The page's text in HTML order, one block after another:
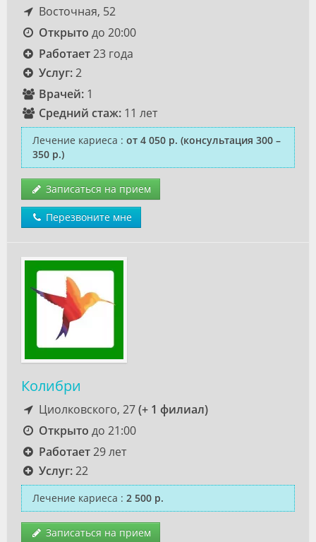
Восточная, 52
Открыто до 20:00
Работает23 года
Услуг:2
Врачей:1
Средний стаж:11 лет
Лечение кариеса : от 4 050 р. (консультация 300 –
350 р.)
Записаться на прием
Перезвоните мне
Колибри
Циолковского, 27(+ 1 филиал)
Открыто до 21:00
Работает29 лет
Услуг:22
Лечение кариеса : 2 500 р.
Записаться на прием